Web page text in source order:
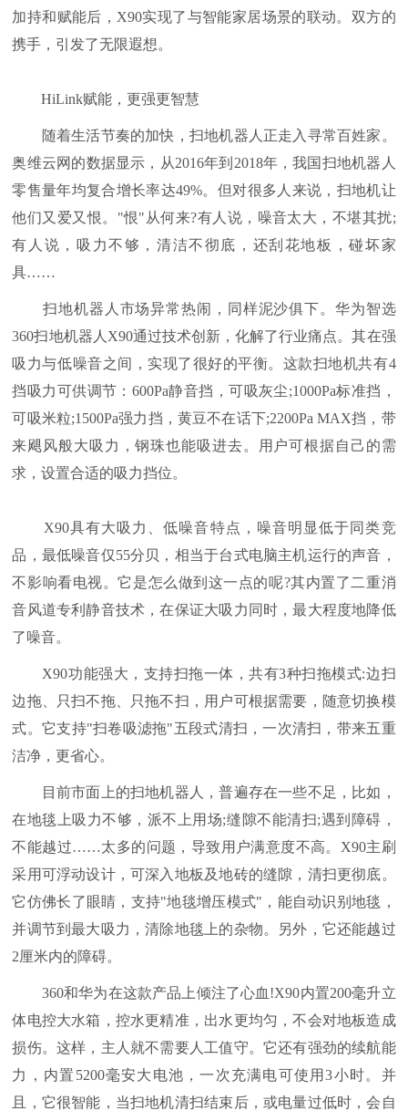
加持和赋能后，X90实现了与智能家居场景的联动。双方的
携手，引发了无限遐想。
HiLink赋能，更强更智慧
随着生活节奏的加快，扫地机器人正走入寻常百姓家。
奥维云网的数据显示，从2016年到2018年，我国扫地机器人
零售量年均复合增长率达49%。但对很多人来说，扫地机让
他们又爱又恨。"恨"从何来?有人说，噪音太大，不堪其扰;
有人说，吸力不够，清洁不彻底，还刮花地板，碰坏家
具……
扫地机器人市场异常热闹，同样泥沙俱下。华为智选
360扫地机器人X90通过技术创新，化解了行业痛点。其在强
吸力与低噪音之间，实现了很好的平衡。这款扫地机共有4
挡吸力可供调节：600Pa静音挡，可吸灰尘;1000Pa标准挡，
可吸米粒;1500Pa强力挡，黄豆不在话下;2200Pa MAX挡，带
来飓风般大吸力，钢珠也能吸进去。用户可根据自己的需
求，设置合适的吸力挡位。
X90具有大吸力、低噪音特点，噪音明显低于同类竞
品，最低噪音仅55分贝，相当于台式电脑主机运行的声音，
不影响看电视。它是怎么做到这一点的呢?其内置了二重消
音风道专利静音技术，在保证大吸力同时，最大程度地降低
了噪音。
X90功能强大，支持扫拖一体，共有3种扫拖模式:边扫
边拖、只扫不拖、只拖不扫，用户可根据需要，随意切换模
式。它支持"扫卷吸滤拖"五段式清扫，一次清扫，带来五重
洁净，更省心。
目前市面上的扫地机器人，普遍存在一些不足，比如，
在地毯上吸力不够，派不上用场;缝隙不能清扫;遇到障碍，
不能越过……太多的问题，导致用户满意度不高。X90主刷
采用可浮动设计，可深入地板及地砖的缝隙，清扫更彻底。
它仿佛长了眼睛，支持"地毯增压模式"，能自动识别地毯，
并调节到最大吸力，清除地毯上的杂物。另外，它还能越过
2厘米内的障碍。
360和华为在这款产品上倾注了心血!X90内置200毫升立
体电控大水箱，控水更精准，出水更均匀，不会对地板造成
损伤。这样，主人就不需要人工值守。它还有强劲的续航能
力，内置5200毫安大电池，一次充满电可使用3小时。并
且，它很智能，当扫地机清扫结束后，或电量过低时，会自